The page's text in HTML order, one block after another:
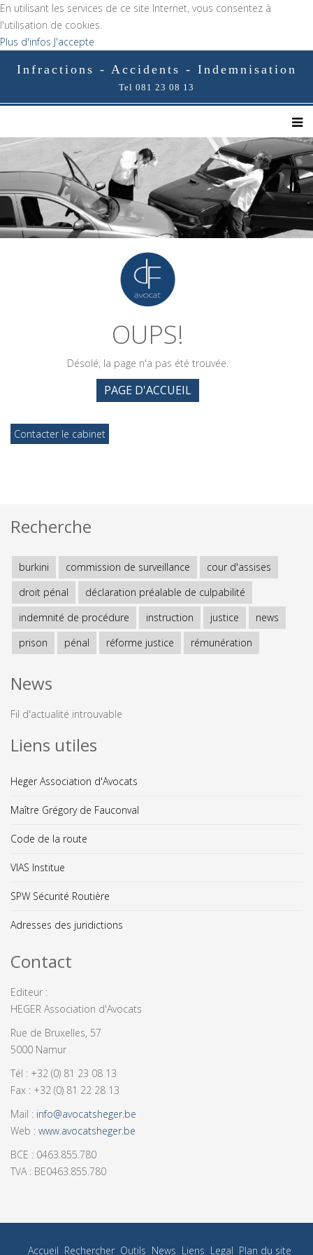
En utilisant les services de ce site Internet, vous consentez à
l'utilisation de cookies.
Plus d'infos J'accepte
Infractions - Accidents - Indemnisation
Tel 081 23 08 13
OUPS!
Désolé, la page n'a pas été trouvée.
PAGE D'ACCUEIL
Contacter le cabinet
Recherche
burkini commission de surveillance
cour d'assises
droit pénal
déclaration préalable de culpabilité
indemnité de procédure
instruction justice
news
prison
pénal réforme justice rémunération
News
Fil d'actualité introuvable
Liens utiles
Heger Association d'Avocats
Maître Grégory de Fauconval
Code de la route
VIAS Institue
SPW Sécurité Routière
Adresses des juridictions
Contact
Editeur :
HEGER Association d'Avocats
Rue de Bruxelles, 57
5000 Namur
Tél : +32 (0) 81 23 08 13
Fax : +32 (0) 81 22 28 13
Mail : info@avocatsheger.be
Web : www.avocatsheger.be
BCE : 0463.855.780
TVA : BE0463.855.780
Accueil Rechercher Outils News Liens Legal Plan du site